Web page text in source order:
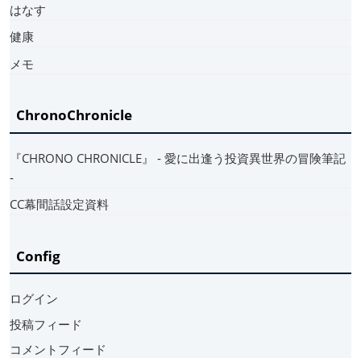
はなす
健康
メモ
ChronoChronicle
『CHRONO CHRONICLE』 ‐ 愛に出逢う投資異世界の冒険筆記
‐
CC幕間話設定資料
Config
ログイン
投稿フィード
コメントフィード